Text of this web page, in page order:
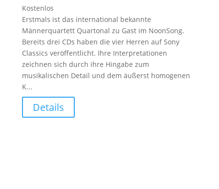
Kostenlos
Erstmals ist das international bekannte
Männerquartett Quartonal zu Gast im NoonSong.
Bereits drei CDs haben die vier Herren auf Sony
Classics veröffentlicht. Ihre Interpretationen
zeichnen sich durch ihre Hingabe zum
musikalischen Detail und dem äußerst homogenen
K...
Details